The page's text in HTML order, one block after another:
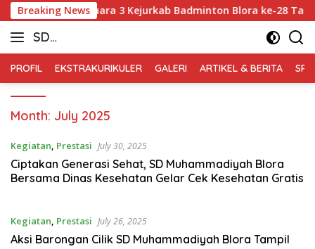
Skip
to
content
Breaking News
Raih Juara 3 Kejurkab Badminton Blora ke-28 Tahun
SD
Muhammadiyah
Blora
PROFIL EKSTRAKURIKULER GALERI ARTIKEL & BERITA
Month: July 2025
Kegiatan, Prestasi July 30, 2025
Ciptakan Generasi Sehat, SD Muhammadiyah Blora
Bersama Dinas Kesehatan Gelar Cek Kesehatan Gratis
Kegiatan, Prestasi July 26, 2025
Aksi Barongan Cilik SD Muhammadiyah Blora Tampil